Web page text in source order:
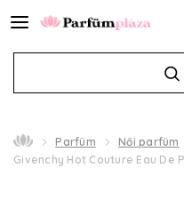
Parfüm Női parfüm
Givenchy Hot Couture Eau De